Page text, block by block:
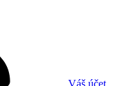
Váš účet